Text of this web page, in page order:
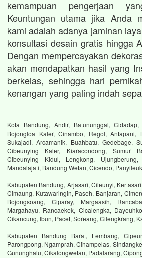
kemampuan pengerjaan
Keuntungan utama jika Anda
kami adalah adanya jaminan
konsultasi desain gratis hingga
Dengan mempercayakan
akan mendapatkan hasil yang
berkelas, sehingga hari
kenangan yang paling indah
Kota Bandung, Andir, Batununggal,
Bojongloa Kaler, Cinambo, Regol, Antapani,
Sukajadi, Arcamanik, Buahbatu, Gedebage,
Cibeunying Kaler, Kiaracondong, Sumur
Cibeunying Kidul, Lengkong,
Mandalajati, Bandung Wetan, Cicendo,
Kabupaten Bandung, Arjasari, Cileunyi,
Cimaung, Kutawaringin, Paseh, Banjaran,
Bojongsoang, Ciparay, Margaasih,
Margahayu, Rancaekek, Cicalengka,
Cikancung, Ibun, Pacet, Soreang, Cilengkrang,
Kabupaten Bandung Barat, Lembang,
Parongpong, Ngamprah, Cihampelas,
Gununghalu, Cikalongwetan, Padalarang,